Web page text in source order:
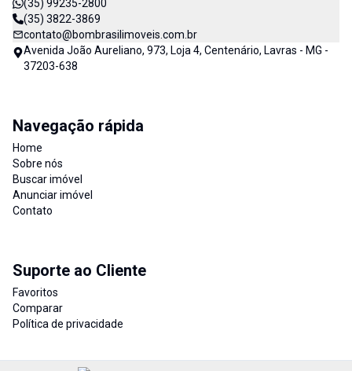
(35) 99235-2800
(35) 3822-3869
contato@bombrasilimoveis.com.br
Avenida João Aureliano, 973, Loja 4, Centenário, Lavras - MG -
37203-638
Navegação rápida
Home
Sobre nós
Buscar imóvel
Anunciar imóvel
Contato
Suporte ao Cliente
Favoritos
Comparar
Política de privacidade